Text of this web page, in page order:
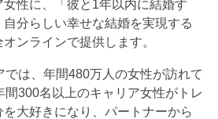
性に、「彼と1年以内に結婚す
分らしい幸せな結婚を実現する
ンラインで提供します。
では、年間480万人の女性が訪れて
間300名以上のキャリア女性がトレ
大好きになり、パートナーから